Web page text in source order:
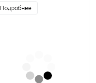
Подробнее